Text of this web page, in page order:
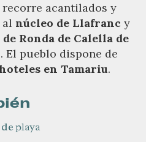
recorre acantilados y
núcleo de Llafranc y
Ronda de Calella de
. El pueblo dispone de
en Tamariu.
playa